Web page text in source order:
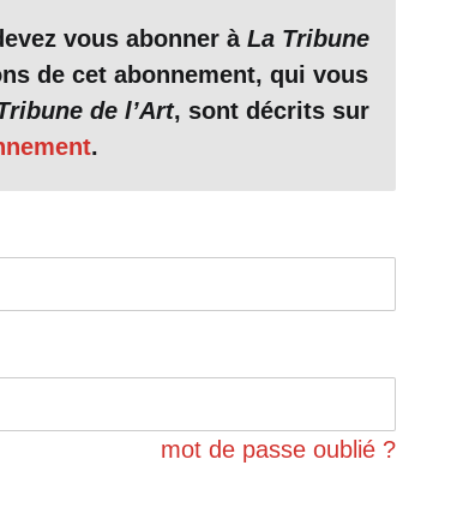
vous abonner à La Tribune
de cet abonnement, qui vous
de l’Art, sont décrits sur
.
mot de passe oublié ?